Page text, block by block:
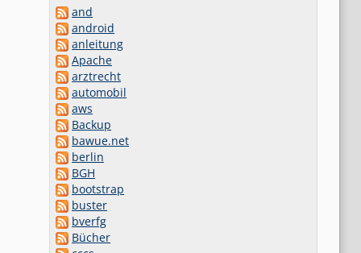
and
android
anleitung
Apache
arztrecht
automobil
aws
Backup
bawue.net
berlin
BGH
bootstrap
buster
bverfg
Bücher